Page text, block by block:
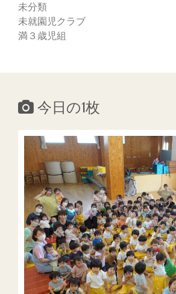
未分類
未就園児クラブ
満３歳児組
今日の1枚